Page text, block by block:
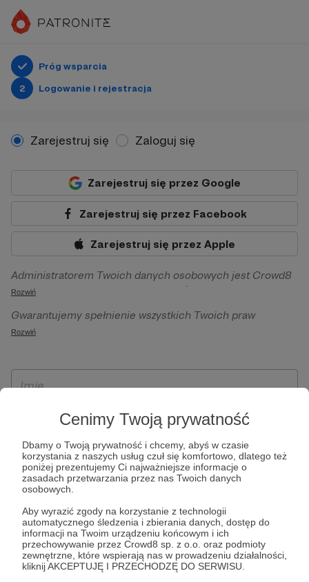
Cenimy Twoją prywatność
Dbamy o Twoją prywatność i chcemy, abyś w czasie
korzystania z naszych usług czuł się komfortowo, dlatego też
poniżej prezentujemy Ci najważniejsze informacje o
zasadach przetwarzania przez nas Twoich danych
osobowych.
Aby wyrazić zgody na korzystanie z technologii
automatycznego śledzenia i zbierania danych, dostęp do
informacji na Twoim urządzeniu końcowym i ich
przechowywanie przez Crowd8 sp. z o.o. oraz podmioty
zewnętrzne, które wspierają nas w prowadzeniu działalności,
kliknij AKCEPTUJĘ I PRZECHODZĘ DO SERWISU.
Próg wsparcia
2
Logowanie i rejestracja
Zarejestruj się Zaloguj się
Zarejestruj się przez Google
Zarejestruj się przez Facebook
Zarejestruj się przez Apple
Administratorem Twoich danych osobowych jest Crowd8
sp. z o.o. z siedziba w Warszawie, ul. Żwirki i Wigury 16, 02-
092 Warszawa. Twoje dane osobowe będą przetwarzane w
szczególności w celu wykonania umowy zawartej z Tobą, w
Patronite.pl, w tym możliwości dokonywania oraz
otrzymywania wsparcia na naszej platformie oraz
Rozwiń
Gwarantujemy spełnienie wszystkich Twoich praw
wynikających z ogólnego rozporządzenia o ochronie
ich przenoszenia, niepodlegania zautomatyzowanemu
wyrażenia sprzeciwu wobec przetwarzania Twoich danych
osobowych. Rejestracja dla osób niepełnoletnich możliwa
jest po przekazaniu podpisanego formularza "Zgodna na
założenie konta przez osobę niepełnoletnią", formularz
dostępny jest na stronie regulaminu Patronite.pl.
Rozwiń